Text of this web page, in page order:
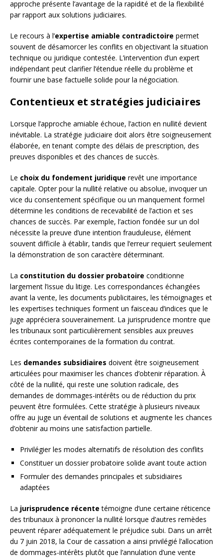
approche présente l’avantage de la rapidité et de la flexibilité
par rapport aux solutions judiciaires.
Le recours à l’expertise amiable contradictoire permet
souvent de désamorcer les conflits en objectivant la situation
technique ou juridique contestée. L’intervention d’un expert
indépendant peut clarifier l’étendue réelle du problème et
fournir une base factuelle solide pour la négociation.
Contentieux et stratégies judiciaires
Lorsque l’approche amiable échoue, l’action en nullité devient
inévitable. La stratégie judiciaire doit alors être soigneusement
élaborée, en tenant compte des délais de prescription, des
preuves disponibles et des chances de succès.
Le choix du fondement juridique revêt une importance
capitale. Opter pour la nullité relative ou absolue, invoquer un
vice du consentement spécifique ou un manquement formel
détermine les conditions de recevabilité de l’action et ses
chances de succès. Par exemple, l’action fondée sur un dol
nécessite la preuve d’une intention frauduleuse, élément
souvent difficile à établir, tandis que l’erreur requiert seulement
la démonstration de son caractère déterminant.
La constitution du dossier probatoire conditionne
largement l’issue du litige. Les correspondances échangées
avant la vente, les documents publicitaires, les témoignages et
les expertises techniques forment un faisceau d’indices que le
juge appréciera souverainement. La jurisprudence montre que
les tribunaux sont particulièrement sensibles aux preuves
écrites contemporaines de la formation du contrat.
Les demandes subsidiaires doivent être soigneusement
articulées pour maximiser les chances d’obtenir réparation. À
côté de la nullité, qui reste une solution radicale, des
demandes de dommages-intérêts ou de réduction du prix
peuvent être formulées. Cette stratégie à plusieurs niveaux
offre au juge un éventail de solutions et augmente les chances
d’obtenir au moins une satisfaction partielle.
Privilégier les modes alternatifs de résolution des conflits
Constituer un dossier probatoire solide avant toute action
Formuler des demandes principales et subsidiaires
adaptées
La jurisprudence récente témoigne d’une certaine réticence
des tribunaux à prononcer la nullité lorsque d’autres remèdes
peuvent réparer adéquatement le préjudice subi. Dans un arrêt
du 7 juin 2018, la Cour de cassation a ainsi privilégié l’allocation
de dommages-intérêts plutôt que l’annulation d’une vente